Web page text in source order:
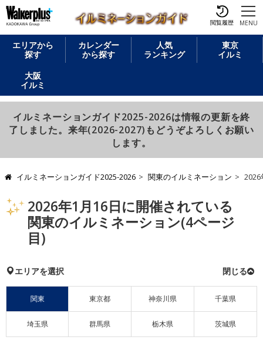
閲覧履歴 MENU
エリアから
探す
カレンダー
から探す
人気
ランキング
東京
イルミ
大阪
イルミ
イルミネーションガイド2025-2026は情報の更新を終
了しました。来年(2026-2027)もどうぞよろしくお願い
します。
イルミネーションガイド2025-2026 関東のイルミネーション 2026
2026年1月16日に開催されている
関東のイルミネーション(4ページ
目)
エリアを選択
関東 東京都 神奈川県 千葉県
埼玉県 群馬県 栃木県 茨城県